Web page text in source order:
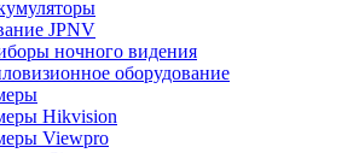
JPNV
ночного видения
оборудование
Hikvision
Viewpro